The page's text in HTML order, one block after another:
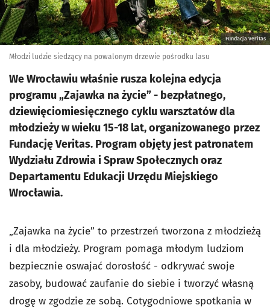
Fundacja Veritas
Młodzi ludzie siedzący na powalonym drzewie pośrodku lasu
We Wrocławiu właśnie rusza kolejna edycja
programu „Zajawka na życie” - bezpłatnego,
dziewięciomiesięcznego cyklu warsztatów dla
młodzieży w wieku 15-18 lat, organizowanego przez
Fundację Veritas. Program objęty jest patronatem
Wydziału Zdrowia i Spraw Społecznych oraz
Departamentu Edukacji Urzędu Miejskiego
Wrocławia.
„Zajawka na życie” to przestrzeń tworzona z młodzieżą
i dla młodzieży. Program pomaga młodym ludziom
bezpiecznie oswajać dorosłość - odkrywać swoje
zasoby, budować zaufanie do siebie i tworzyć własną
drogę w zgodzie ze sobą. Cotygodniowe spotkania w